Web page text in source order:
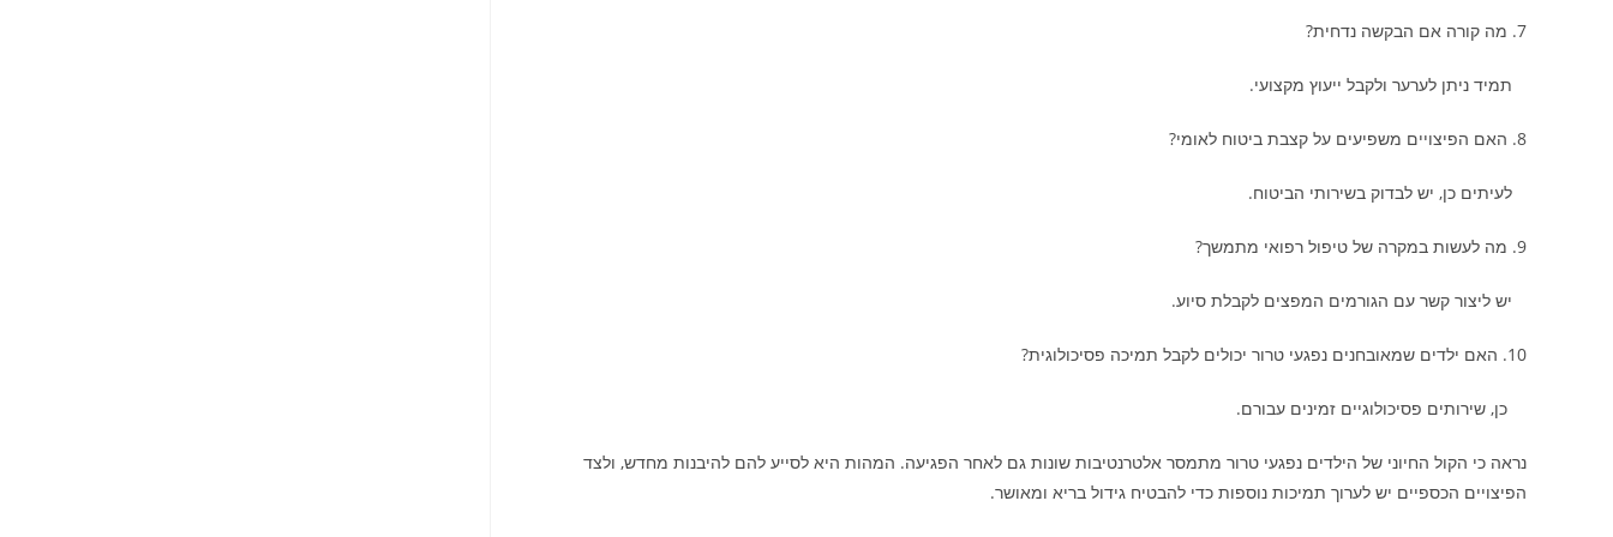
7. מה קורה אם הבקשה נדחית?
תמיד ניתן לערער ולקבל ייעוץ מקצועי.
8. האם הפיצויים משפיעים על קצבת ביטוח לאומי?
לעיתים כן, יש לבדוק בשירותי הביטוח.
9. מה לעשות במקרה של טיפול רפואי מתמשך?
יש ליצור קשר עם הגורמים המפצים לקבלת סיוע.
10. האם ילדים שמאובחנים נפגעי טרור יכולים לקבל תמיכה פסיכולוגית?
כן, שירותים פסיכולוגיים זמינים עבורם.
נראה כי הקול החיוני של הילדים נפגעי טרור מתמסר אלטרנטיבות שונות גם לאחר הפגיעה. המהות היא לסייע להם להיבנות מחדש, ולצד
הפיצויים הכספיים יש לערוך תמיכות נוספות כדי להבטיח גידול בריא ומאושר.